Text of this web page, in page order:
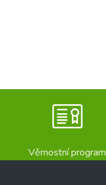
Věrnostní program